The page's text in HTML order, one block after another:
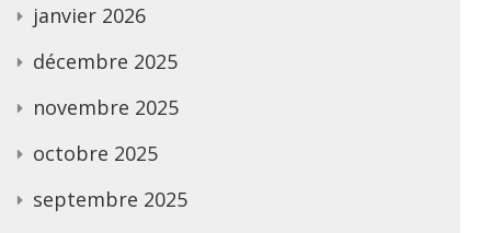
janvier 2026
décembre 2025
novembre 2025
octobre 2025
septembre 2025